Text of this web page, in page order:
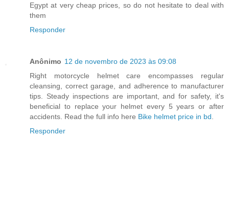
Egypt at very cheap prices, so do not hesitate to deal with
them
Responder
Anônimo 12 de novembro de 2023 às 09:08
Right motorcycle helmet care encompasses regular
cleansing, correct garage, and adherence to manufacturer
tips. Steady inspections are important, and for safety, it's
beneficial to replace your helmet every 5 years or after
accidents. Read the full info here Bike helmet price in bd.
Responder